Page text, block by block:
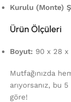
Kurulu (Monte)
Ürün Ölçüleri
Boyut: 90 x 28 x
Mutfağınızda
arıyorsanız, bu
göre!